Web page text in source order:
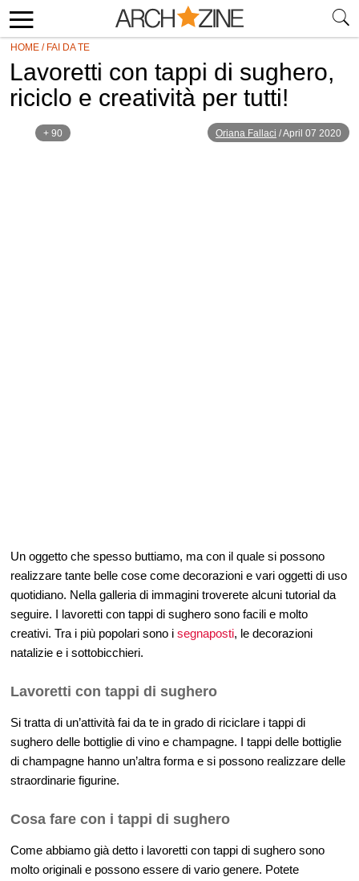
HOME / FAI DA TE
Lavoretti con tappi di sughero,
riciclo e creatività per tutti!
+ 90 Oriana Fallaci /April 07 2020
Un oggetto che spesso buttiamo, ma con il quale si possono
realizzare tante belle cose come decorazioni e vari oggetti di uso
quotidiano. Nella galleria di immagini troverete alcuni tutorial da
seguire. I lavoretti con tappi di sughero sono facili e molto
creativi. Tra i più popolari sono i segnaposti, le decorazioni
natalizie e i sottobicchieri.
Lavoretti con tappi di sughero
Si tratta di un’attività fai da te in grado di riciclare i tappi di
sughero delle bottiglie di vino e champagne. I tappi delle bottiglie
di champagne hanno un’altra forma e si possono realizzare delle
straordinarie figurine.
Cosa fare con i tappi di sughero
Come abbiamo già detto i lavoretti con tappi di sughero sono
molto originali e possono essere di vario genere. Potete